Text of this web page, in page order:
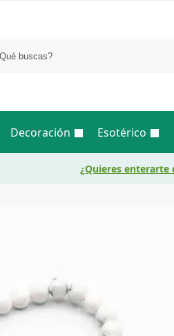
Decoración Esotérico
¿Quieres enterarte